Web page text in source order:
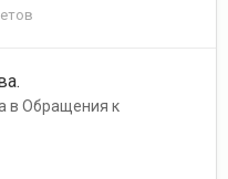
в Обращения к